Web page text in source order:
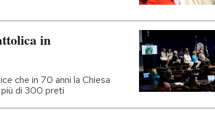
in
che in 70 anni la Chiesa
più di 300 preti